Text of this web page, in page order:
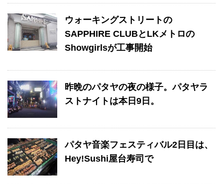
ウォーキングストリートの
SAPPHIRE CLUBとLKメトロの
Showgirlsが工事開始
昨晩のパタヤの夜の様子。パタヤラ
ストナイトは本日9日。
パタヤ音楽フェスティバル2日目は、
Hey!Sushi屋台寿司で